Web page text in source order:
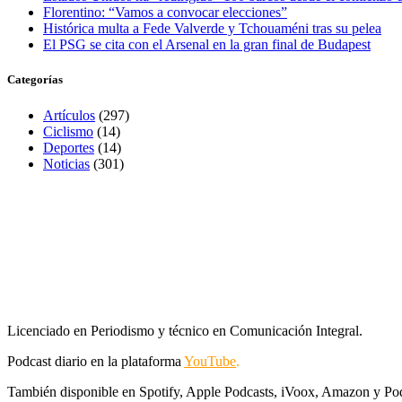
Florentino: “Vamos a convocar elecciones”
Histórica multa a Fede Valverde y Tchouaméni tras su pelea
El PSG se cita con el Arsenal en la gran final de Budapest
Categorías
Artículos (297)
Ciclismo (14)
Deportes (14)
Noticias (301)
Licenciado en Periodismo y técnico en Comunicación Integral.
Podcast diario en la plataforma YouTube.
También disponible en Spotify, Apple Podcasts, iVoox, Amazon y